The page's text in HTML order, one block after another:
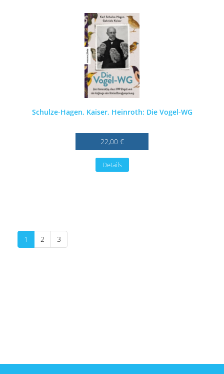
Schulze-Hagen, Kaiser, Heinroth: Die Vogel-WG
22,00 €
Details
1 2 3